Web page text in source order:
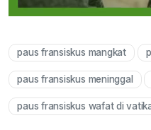
paus fransiskus mangkat
paus fransiskus meninggal
paus fransiskus wafat di